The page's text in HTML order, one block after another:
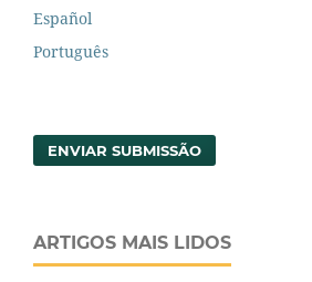
Español
Português
ENVIAR SUBMISSÃO
ARTIGOS MAIS LIDOS